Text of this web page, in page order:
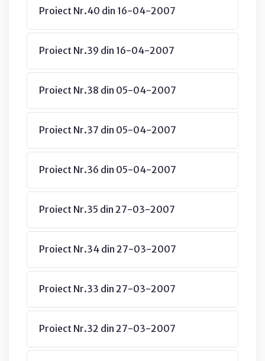
Proiect Nr.40 din 16-04-2007
Proiect Nr.39 din 16-04-2007
Proiect Nr.38 din 05-04-2007
Proiect Nr.37 din 05-04-2007
Proiect Nr.36 din 05-04-2007
Proiect Nr.35 din 27-03-2007
Proiect Nr.34 din 27-03-2007
Proiect Nr.33 din 27-03-2007
Proiect Nr.32 din 27-03-2007